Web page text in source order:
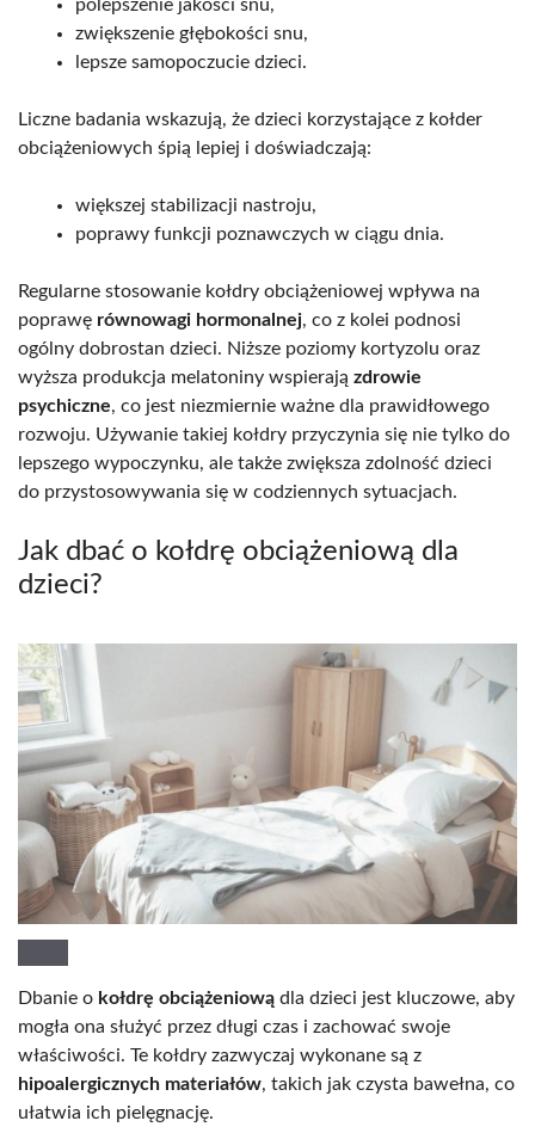
polepszenie jakości snu,
zwiększenie głębokości snu,
lepsze samopoczucie dzieci.
Liczne badania wskazują, że dzieci korzystające z kołder
obciążeniowych śpią lepiej i doświadczają:
większej stabilizacji nastroju,
poprawy funkcji poznawczych w ciągu dnia.
Regularne stosowanie kołdry obciążeniowej wpływa na
poprawę równowagi hormonalnej, co z kolei podnosi
ogólny dobrostan dzieci. Niższe poziomy kortyzolu oraz
wyższa produkcja melatoniny wspierają zdrowie
psychiczne, co jest niezmiernie ważne dla prawidłowego
rozwoju. Używanie takiej kołdry przyczynia się nie tylko do
lepszego wypoczynku, ale także zwiększa zdolność dzieci
do przystosowywania się w codziennych sytuacjach.
Jak dbać o kołdrę obciążeniową dla
dzieci?
Dbanie o kołdrę obciążeniową dla dzieci jest kluczowe, aby
mogła ona służyć przez długi czas i zachować swoje
właściwości. Te kołdry zazwyczaj wykonane są z
hipoalergicznych materiałów, takich jak czysta bawełna, co
ułatwia ich pielęgnację.